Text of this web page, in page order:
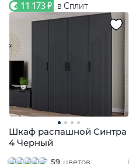
11 173 ₽ в Сплит
Шкаф распашной Синтра
4 Черный
59 цветов